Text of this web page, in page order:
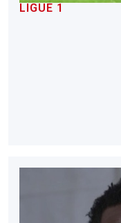
LIGUE 1